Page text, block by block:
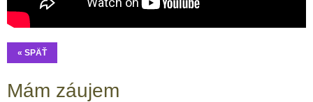
« SPÄŤ
Mám záujem